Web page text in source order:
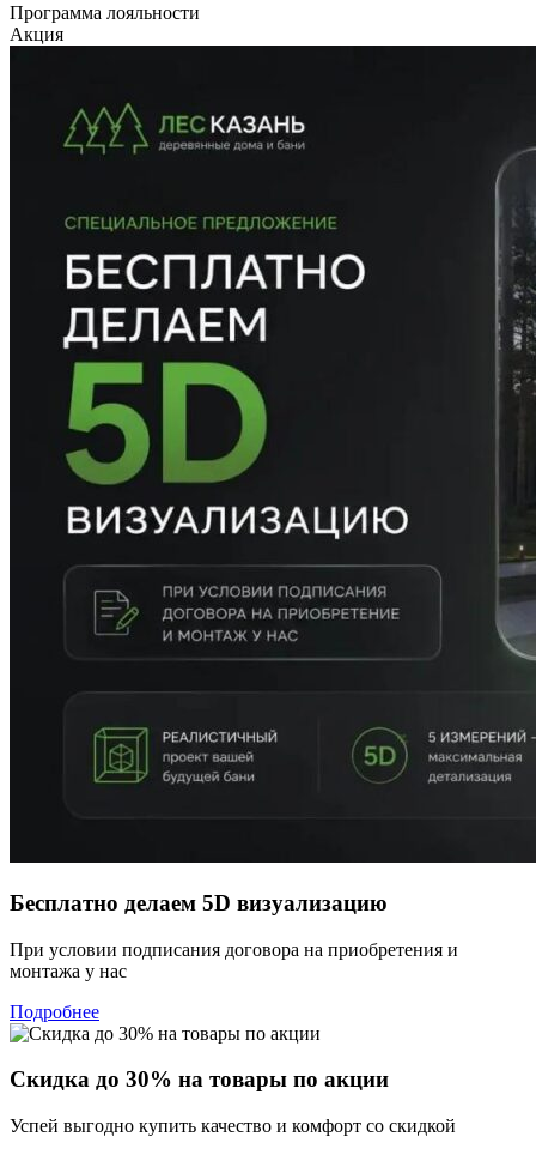
Программа лояльности
Акция
Бесплатно делаем 5D визуализацию
При условии подписания договора на приобретения и
монтажа у нас
Подробнее
Скидка до 30% на товары по акции
Успей выгодно купить качество и комфорт со скидкой